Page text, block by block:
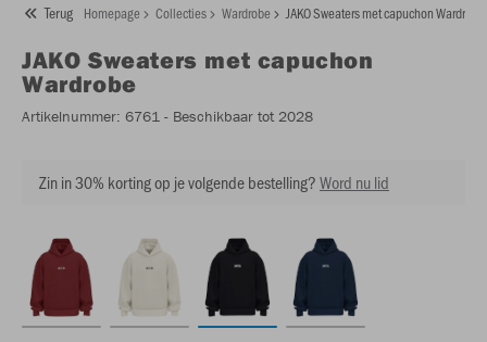
Terug Homepage Collecties Wardrobe JAKO Sweaters met capuchon Wardrobe
JAKO Sweaters met capuchon
Wardrobe
Artikelnummer: 6761 - Beschikbaar tot 2028
Zin in 30% korting op je volgende bestelling?Word nu lid